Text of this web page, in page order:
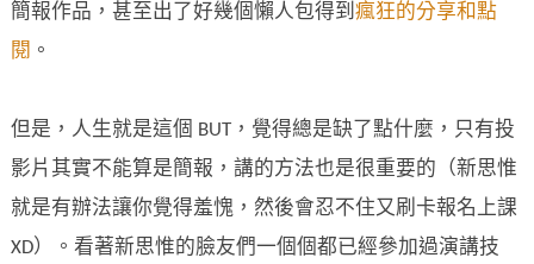
簡報作品，甚至出了好幾個懶人包得到 瘋狂的分享和點
閱 。
但是，人生就是這個 BUT，覺得總是缺了點什麼，只有投
影片其實不能算是簡報，講的方法也是很重要的（新思惟
就是有辦法讓你覺得羞愧，然後會忍不住又刷卡報名上課
XD）。看著新思惟的臉友們一個個都已經參加過演講技